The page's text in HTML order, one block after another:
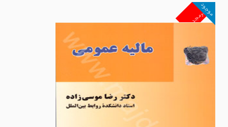
غیرمجد
موجود